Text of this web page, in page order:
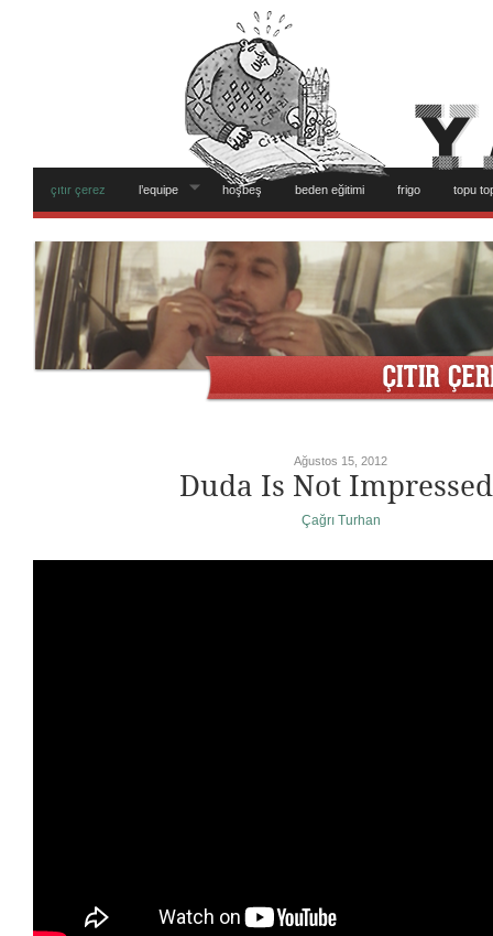
çıtır çerez l’equipe hoşbeş beden eğitimi frigo topu
Ağustos 15, 2012
Duda Is Not
Çağrı Turhan